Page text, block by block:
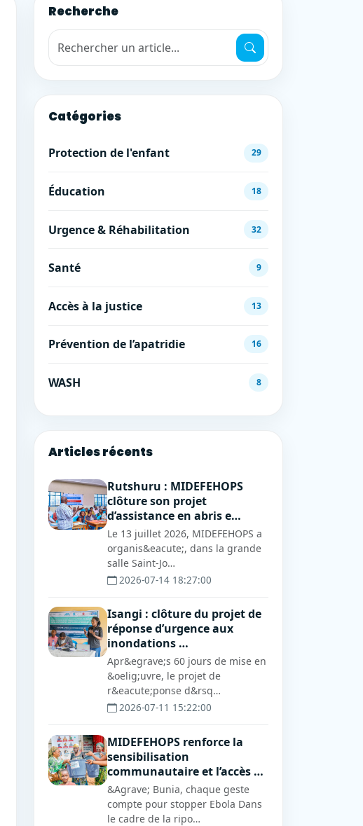
Recherche
Recherche de mots-clés
Catégories
Protection de l'enfant 29
Éducation 18
Urgence & Réhabilitation 32
Santé 9
Accès à la justice 13
Prévention de l’apatridie 16
WASH 8
Articles récents
Rutshuru : MIDEFEHOPS
clôture son projet
d’assistance en abris e…
Le 13 juillet 2026, MIDEFEHOPS a
organis&eacute;, dans la grande
salle Saint-Jo…
2026-07-14 18:27:00
Isangi : clôture du projet de
réponse d’urgence aux
inondations …
Apr&egrave;s 60 jours de mise en
&oelig;uvre, le projet de
r&eacute;ponse d&rsq…
2026-07-11 15:22:00
MIDEFEHOPS renforce la
sensibilisation
communautaire et l’accès …
&Agrave; Bunia, chaque geste
compte pour stopper Ebola Dans
le cadre de la ripo…